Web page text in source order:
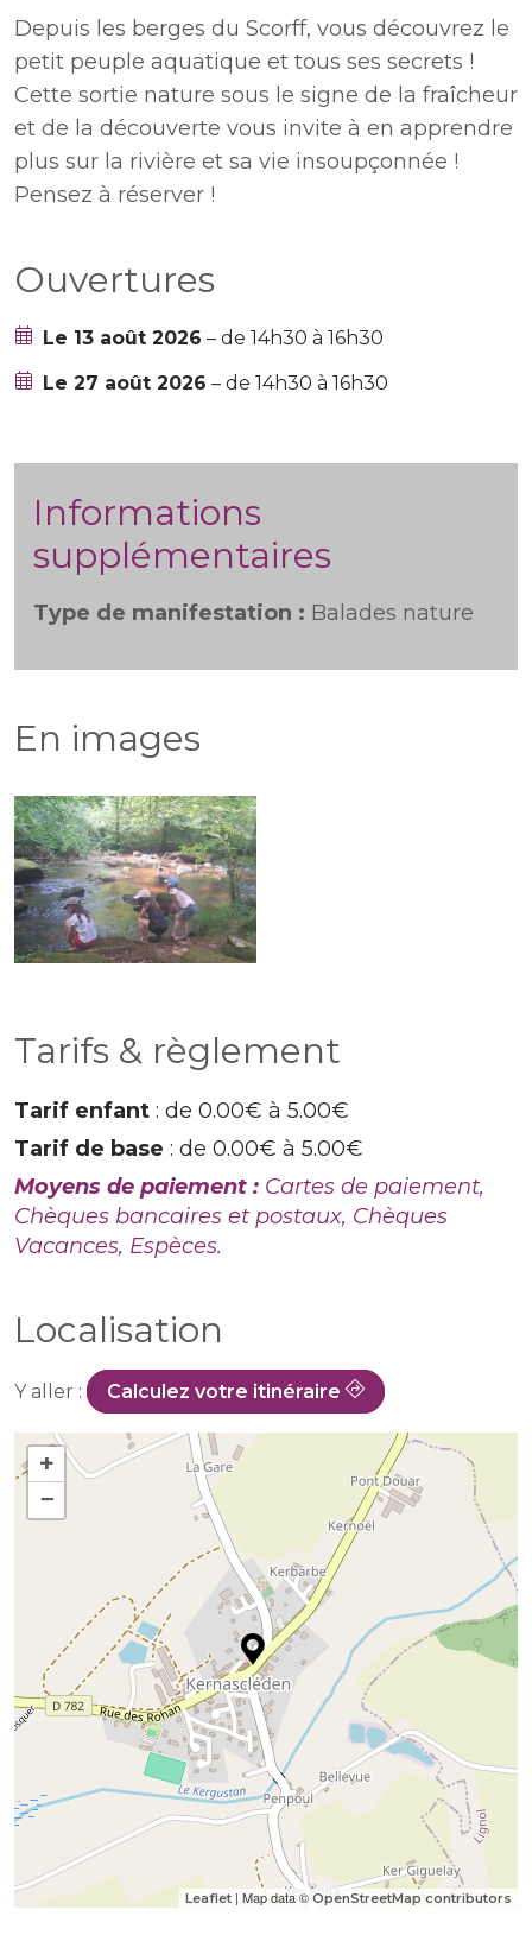
Depuis les berges du Scorff, vous découvrez le
petit peuple aquatique et tous ses secrets !
Cette sortie nature sous le signe de la fraîcheur
et de la découverte vous invite à en apprendre
plus sur la rivière et sa vie insoupçonnée !
Pensez à réserver !
Ouvertures
Le 13 août 2026 – de 14h30 à 16h30
Le 27 août 2026 – de 14h30 à 16h30
Informations
supplémentaires
Type de manifestation : Balades nature
En images
Tarifs & règlement
Tarif enfant : de 0.00€ à 5.00€
Tarif de base : de 0.00€ à 5.00€
Moyens de paiement : Cartes de paiement,
Chèques bancaires et postaux, Chèques
Vacances, Espèces.
Localisation
Y aller : Calculez votre itinéraire
+
−
Leaflet | Map data ©OpenStreetMap contributors